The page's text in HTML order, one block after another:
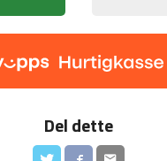
Del dette